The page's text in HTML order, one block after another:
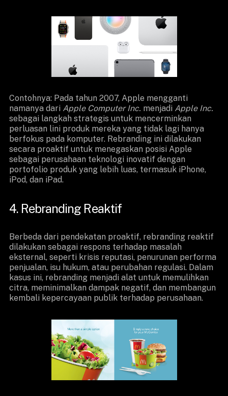
Contohnya: Pada tahun 2007, Apple mengganti
namanya dari Apple Computer Inc. menjadi Apple Inc.
sebagai langkah strategis untuk mencerminkan
perluasan lini produk mereka yang tidak lagi hanya
berfokus pada komputer. Rebranding ini dilakukan
secara proaktif untuk menegaskan posisi Apple
sebagai perusahaan teknologi inovatif dengan
portofolio produk yang lebih luas, termasuk iPhone,
iPod, dan iPad.
4. Rebranding Reaktif
Berbeda dari pendekatan proaktif, rebranding reaktif
dilakukan sebagai respons terhadap masalah
eksternal, seperti krisis reputasi, penurunan performa
penjualan, isu hukum, atau perubahan regulasi. Dalam
kasus ini, rebranding menjadi alat untuk memulihkan
citra, meminimalkan dampak negatif, dan membangun
kembali kepercayaan publik terhadap perusahaan.